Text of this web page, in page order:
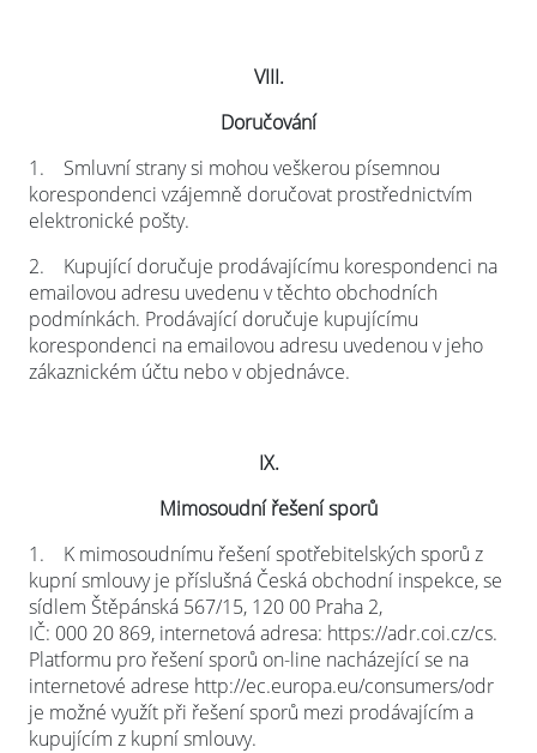
VIII.
Doručování
1. Smluvní strany si mohou veškerou písemnou
korespondenci vzájemně doručovat prostřednictvím
elektronické pošty.
2. Kupující doručuje prodávajícímu korespondenci na
emailovou adresu uvedenu v těchto obchodních
podmínkách. Prodávající doručuje kupujícímu
korespondenci na emailovou adresu uvedenou v jeho
zákaznickém účtu nebo v objednávce.
IX.
Mimosoudní řešení sporů
1. K mimosoudnímu řešení spotřebitelských sporů z
kupní smlouvy je příslušná Česká obchodní inspekce, se
sídlem Štěpánská 567/15, 120 00 Praha 2,
IČ: 000 20 869, internetová adresa: https://adr.coi.cz/cs.
Platformu pro řešení sporů on-line nacházející se na
internetové adrese http://ec.europa.eu/consumers/odr
je možné využít při řešení sporů mezi prodávajícím a
kupujícím z kupní smlouvy.